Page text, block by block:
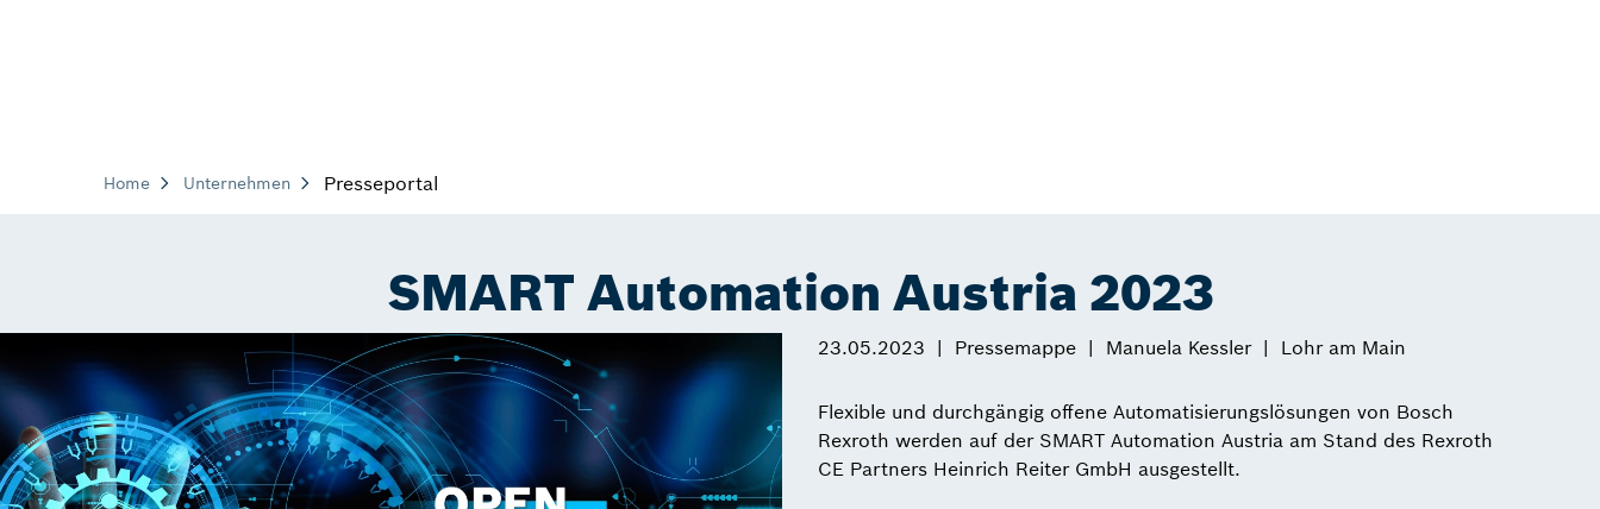
Home Unternehmen Presseportal
SMART Automation Austria 2023
23.05.2023 Pressemappe Manuela Kessler Lohr am Main
Flexible und durchgängig offene Automatisierungslösungen von Bosch
Rexroth werden auf der SMART Automation Austria am Stand des Rexroth
CE Partners Heinrich Reiter GmbH ausgestellt.